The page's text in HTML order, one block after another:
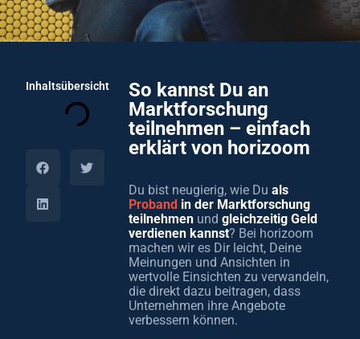
Inhaltsübersicht
So kannst Du an
Marktforschung
teilnehmen – einfach
erklärt von horizoom
Du bist neugierig, wie Du als
Proband in der Marktforschung
teilnehmen und gleichzeitig Geld
verdienen kannst? Bei horizoom
machen wir es Dir leicht, Deine
Meinungen und Ansichten in
wertvolle Einsichten zu verwandeln,
die direkt dazu beitragen, dass
Unternehmen ihre Angebote
verbessern können.